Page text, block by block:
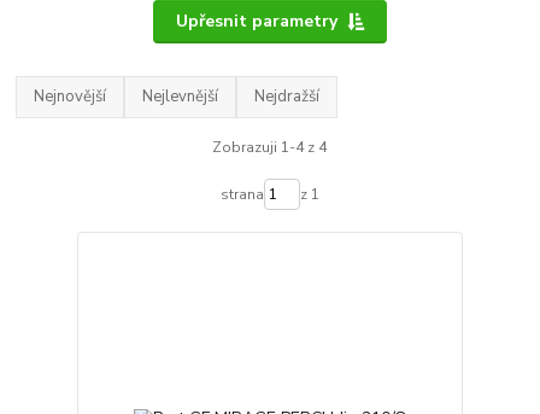
Upřesnit parametry
Nejnovější Nejlevnější Nejdražší
Zobrazuji 1-4 z 4
strana z 1